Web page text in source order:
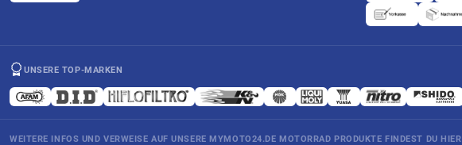
UNSERE TOP-MARKEN
WEITERE INFOS UND VERWEISE AUF UNSERE MYMOTO24.DE MOTORRAD PRODUKTE FINDEST DU HIER